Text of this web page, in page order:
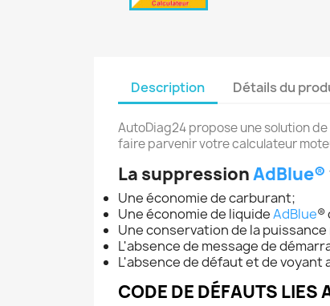
Description Détails du
AutoDiag24 propose une solution
faire parvenir votre calculateur
La suppressionAdBlue®
Une économie de carburant;
Une économie de liquideAdBlue®
Une conservation de la
L'absence de message de
L'absence de défaut et de
CODE DE DÉFAUTS LIES